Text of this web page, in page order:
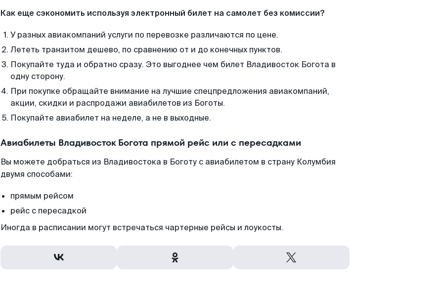
Как еще сэкономить используя электронный билет на самолет без комиссии?
У разных авиакомпаний услуги по перевозке различаются по цене.
Лететь транзитом дешево, по сравнению от и до конечных пунктов.
Покупайте туда и обратно сразу. Это выгоднее чем билет Владивосток Богота в
одну сторону.
При покупке обращайте внимание на лучшие спецпредложения авиакомпаний,
акции, скидки и распродажи авиабилетов из Боготы.
Покупайте авиабилет на неделе, а не в выходные.
Авиабилеты Владивосток Богота прямой рейс или с пересадками
Вы можете добраться из Владивостока в Боготу с авиабилетом в страну Колумбия
двумя способами:
прямым рейсом
рейс с пересадкой
Иногда в расписании могут встречаться чартерные рейсы и лоукосты.